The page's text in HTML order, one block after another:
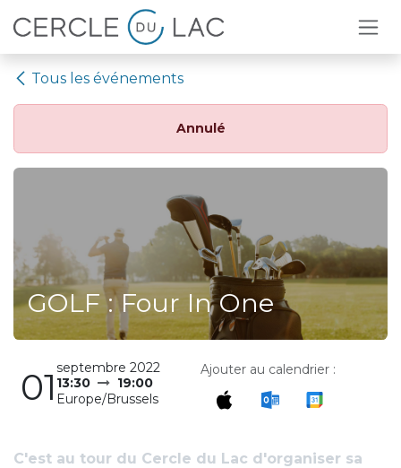
Se rendre au contenu
Tous les événements
Annulé
GOLF : Four In One
01 septembre 2022
13:30
19:00
Europe/Brussels
Ajouter au calendrier :
C'est au tour du Cercle du Lac d'organiser sa